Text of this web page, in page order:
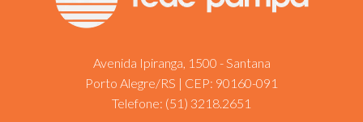
Avenida Ipiranga, 1500 - Santana
Porto Alegre/RS | CEP: 90160-091
Telefone: (51) 3218.2651